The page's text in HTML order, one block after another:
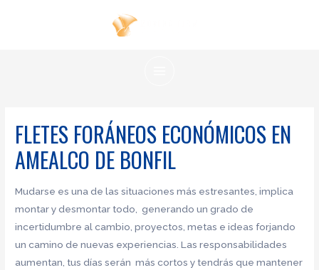
FLETES FORÁNEOS ECONÓMICOS EN
AMEALCO DE BONFIL
Mudarse es una de las situaciones más estresantes, implica
montar y desmontar todo, generando un grado de
incertidumbre al cambio, proyectos, metas e ideas forjando
un camino de nuevas experiencias. Las responsabilidades
aumentan, tus días serán más cortos y tendrás que mantener